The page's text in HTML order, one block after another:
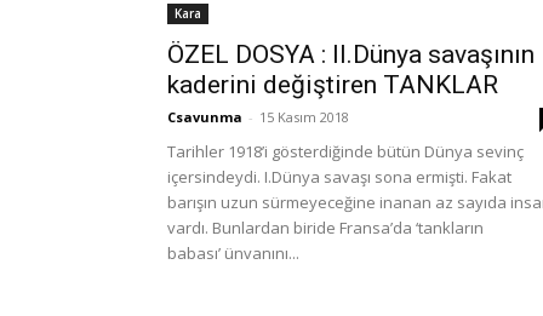
Kara
ÖZEL DOSYA : II.Dünya savaşının
kaderini değiştiren TANKLAR
Csavunma - 15 Kasım 2018
Tarihler 1918’i gösterdiğinde bütün Dünya sevinç
içersindeydi. I.Dünya savaşı sona ermişti. Fakat
barışın uzun sürmeyeceğine inanan az sayıda
vardı. Bunlardan biride Fransa’da ‘tankların
babası’ ünvanını...